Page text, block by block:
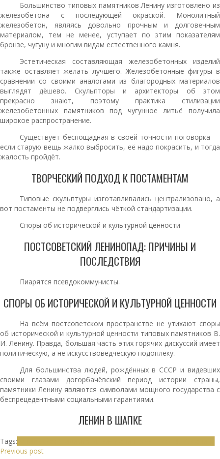
Большинство типовых памятников Ленину изготовлено из
железобетона с последующей окраской. Монолитный
железобетон, являясь довольно прочным и долговечным
материалом, тем не менее, уступает по этим показателям
бронзе, чугуну и многим видам естественного камня.
Эстетическая составляющая железобетонных изделий
также оставляет желать лучшего. Железобетонные фигуры в
сравнении со своими аналогами из благородных материалов
выглядят дёшево. Скульпторы и архитекторы об этом
прекрасно знают, поэтому практика стилизации
железобетонных памятников под чугунное литьё получила
широкое распространение.
Существует беспощадная в своей точности поговорка —
если старую вещь жалко выбросить, её надо покрасить, и тогда
жалость пройдёт.
ТВОРЧЕСКИЙ ПОДХОД К ПОСТАМЕНТАМ
Типовые скульптуры изготавливались централизовано, а
вот постаменты не подверглись чёткой стандартизации.
Споры об исторической и культурной ценности
ПОСТСОВЕТСКИЙ ЛЕНИНОПАД: ПРИЧИНЫ И
ПОСЛЕДСТВИЯ
Пиарятся псевдокоммунисты.
СПОРЫ ОБ ИСТОРИЧЕСКОЙ И КУЛЬТУРНОЙ ЦЕННОСТИ
На всём постсоветском пространстве не утихают споры
об исторической и культурной ценности типовых памятников В.
И. Ленину. Правда, большая часть этих горячих дискуссий имеет
политическую, а не искусствоведческую подоплёку.
Для большинства людей, рождённых в СССР и видевших
своими глазами догорбачёвский период истории страны,
памятники Ленину являются символами мощного государства с
беспрецедентными социальными гарантиями.
ЛЕНИН В ШАПКЕ
Tags:
Previous post